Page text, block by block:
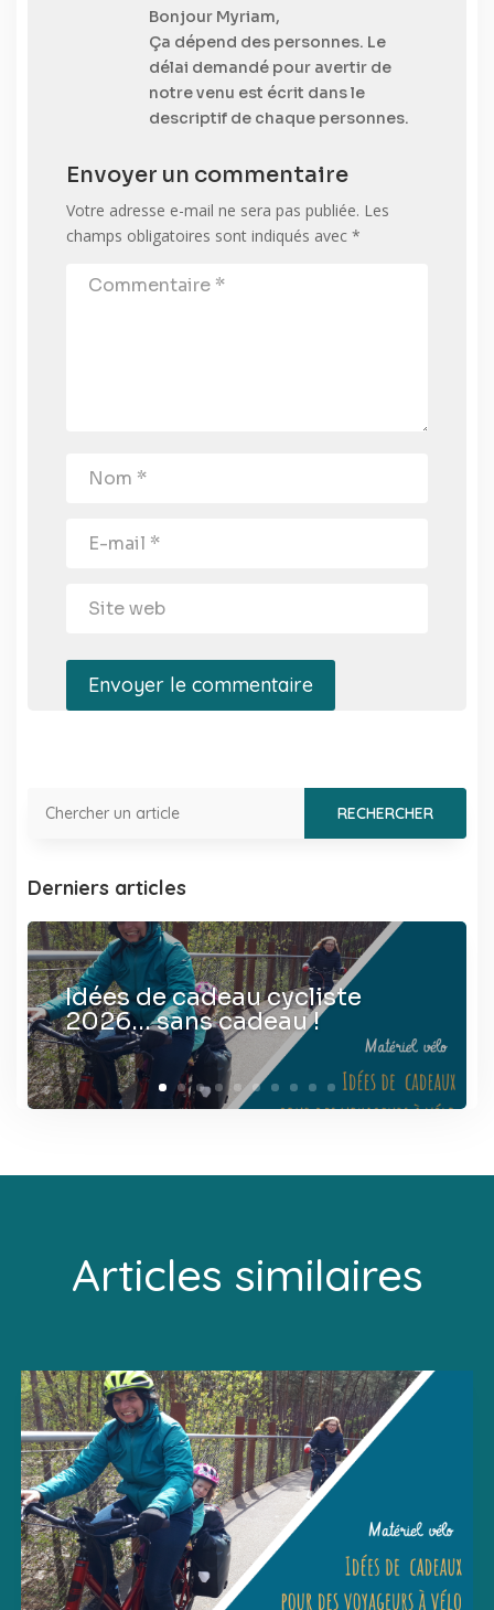
Bonjour Myriam,
Ça dépend des personnes. Le
délai demandé pour avertir de
notre venu est écrit dans le
descriptif de chaque personnes.
Envoyer un commentaire
Votre adresse e-mail ne sera pas publiée. Les
champs obligatoires sont indiqués avec *
Envoyer le commentaire
Derniers articles
Idées de cadeau cycliste
2026… sans cadeau !
Articles similaires